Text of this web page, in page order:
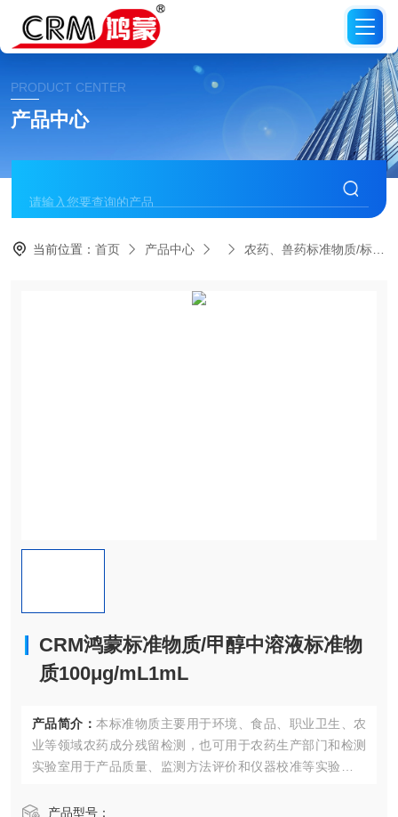
PRODUCT CENTER
产品中心
当前位置：首页 产品中心 农药、兽药标准物质/标准品
CRM鸿蒙标准物质/甲醇中溶液标准物
质100μg/mL1mL
产品简介： 本标准物质主要用于环境、食品、职业卫生、农
业等领域农药成分残留检测，也可用于农药生产部门和检测
实验室用于产品质量、监测方法评价和仪器校准等实验室质
产品型号：